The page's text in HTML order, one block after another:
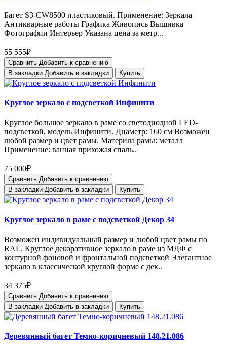
Багет S3-CW8500 пластиковый. Применение: Зеркала
Антикварные работы Графика Живопись Вышивка
Фотографии Интерьер Указана цена за метр...
55 555₽
Сравнить Добавить к сравнению
В закладки Добавить в закладки Купить
Круглое зеркало с подсветкой Инфинити
Круглое большое зеркало в раме со светодиодной LED-
подсветкой, модель Инфинити. Диаметр: 160 см Возможен
любой размер и цвет рамы. Материла рамы: металл
Применение: ванная прихожая спаль..
75 000₽
Сравнить Добавить к сравнению
В закладки Добавить в закладки Купить
Круглое зеркало в раме с подсветкой Декор 34
Возможен индивидуальный размер и любой цвет рамы по
RAL. Круглое декоративное зеркало в раме из МДФ с
контурной фоновой и фронтальной подсветкой Элегантное
зеркало в классической круглой форме с дек..
34 375₽
Сравнить Добавить к сравнению
В закладки Добавить в закладки Купить
Деревянный багет Темно-коричневый 148.21.086